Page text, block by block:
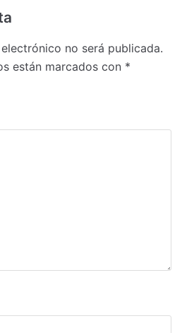
no será publicada.
están marcados con *